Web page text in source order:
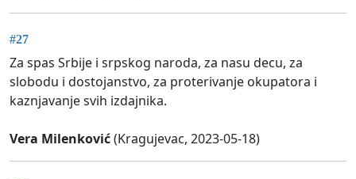
#27
Za spas Srbije i srpskog naroda, za nasu decu, za
slobodu i dostojanstvo, za proterivanje okupatora i
kaznjavanje svih izdajnika.
Vera Milenković(Kragujevac, 2023-05-18)